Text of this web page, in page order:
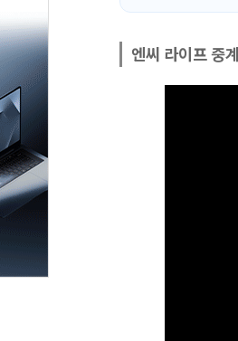
엔씨 라이프 중